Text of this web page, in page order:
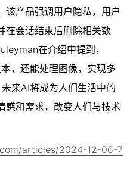
该产品强调用户隐私，用户
在会话结束后删除相关数
在介绍中提到，
，还能处理图像，实现多
来AI将成为人们生活中的
感和需求，改变人们与技术
articles/2024-12-06-7